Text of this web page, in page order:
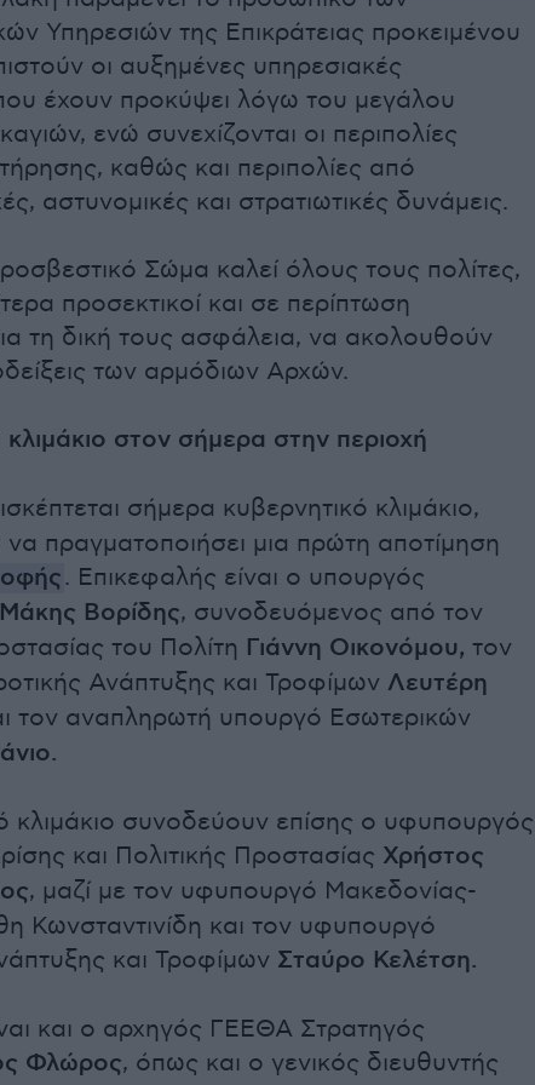
Υπηρεσιών της Επικράτειας προκειμένου
οι αυξημένες υπηρεσιακές
έχουν προκύψει λόγω του μεγάλου
ενώ συνεχίζονται οι περιπολίες
καθώς και περιπολίες από
αστυνομικές και στρατιωτικές δυνάμεις.
Σώμα καλεί όλους τους πολίτες,
προσεκτικοί και σε περίπτωση
τη δική τους ασφάλεια, να ακολουθούν
των αρμόδιων Αρχών.
κλιμάκιο στον σήμερα στην περιοχή
σήμερα κυβερνητικό κλιμάκιο,
να πραγματοποιήσει μια πρώτη αποτίμηση
. Επικεφαλής είναι ο υπουργός
Μάκης Βορίδης, συνοδευόμενος από τον
του Πολίτη Γιάννη Οικονόμου, τον
Ανάπτυξης και Τροφίμων Λευτέρη
τον αναπληρωτή υπουργό Εσωτερικών
κλιμάκιο συνοδεύουν επίσης ο υφυπουργός
και Πολιτικής Προστασίας Χρήστος
, μαζί με τον υφυπουργό Μακεδονίας-
Κωνσταντινίδη και τον υφυπουργό
και Τροφίμων Σταύρο Κελέτση.
και ο αρχηγός ΓΕΕΘΑ Στρατηγός
Φλώρος, όπως και ο γενικός διευθυντής